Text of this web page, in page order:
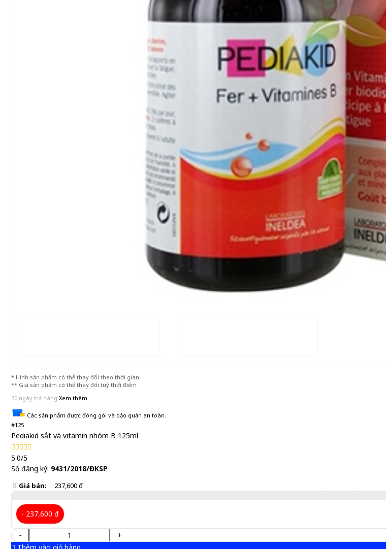
* Hình sản phẩm có thể thay đổi theo thời gian
** Giá sản phẩm có thể thay đổi tuỳ thời điểm
30 ngày trả hàng Xem thêm
Các sản phẩm được đóng gói và bảo quản an toàn.
#125
Pediakid sắt và vitamin nhóm B 125ml
5.0/5
Số đăng ký: 9431/2018/ĐKSP
Giá bán: 237,600 đ
- 237,600 đ
-
+